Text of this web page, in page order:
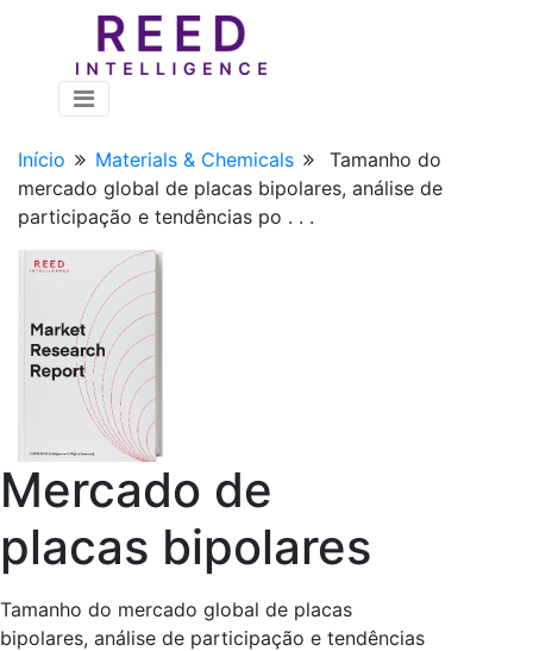
Início Materials & Chemicals
Tamanho do
mercado global de placas bipolares, análise de
participação e tendências po . . .
Mercado de
placas bipolares
Tamanho do mercado global de placas
bipolares, análise de participação e tendências